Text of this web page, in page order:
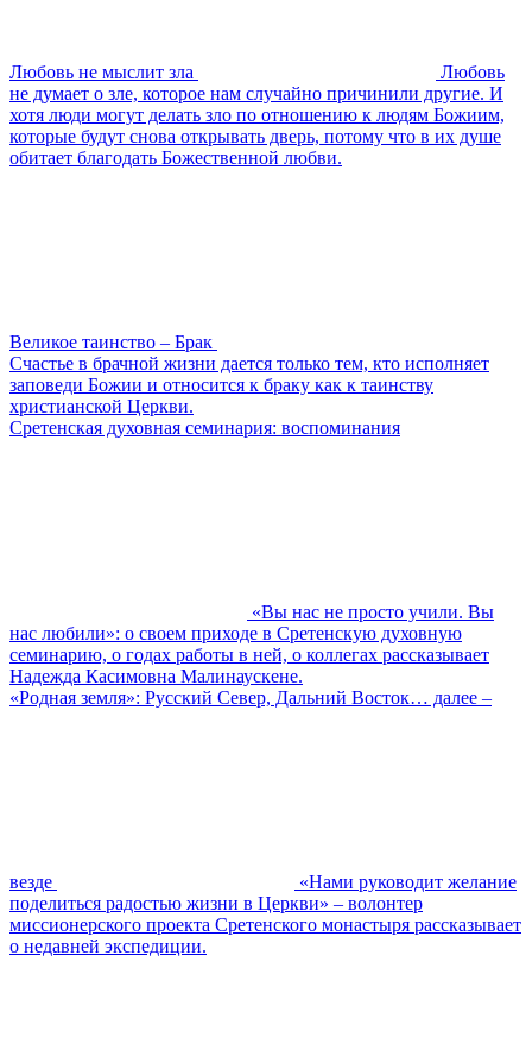
Любовь не мыслит зла
Любовь
не думает о зле, которое нам случайно причинили другие. И
хотя люди могут делать зло по отношению к людям Божиим,
которые будут снова открывать дверь, потому что в их душе
обитает благодать Божественной любви.
Великое таинство – Брак
Счастье в брачной жизни дается только тем, кто исполняет
заповеди Божии и относится к браку как к таинству
христианской Церкви.
Сретенская духовная семинария: воспоминания
«Вы нас не просто учили. Вы
нас любили»: о своем приходе в Сретенскую духовную
семинарию, о годах работы в ней, о коллегах рассказывает
Надежда Касимовна Малинаускене.
«Родная земля»: Русский Север, Дальний Восток… далее –
везде
«Нами руководит желание
поделиться радостью жизни в Церкви» – волонтер
миссионерского проекта Сретенского монастыря рассказывает
о недавней экспедиции.